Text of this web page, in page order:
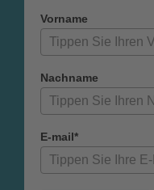
Vorname
Nachname
E-mail*